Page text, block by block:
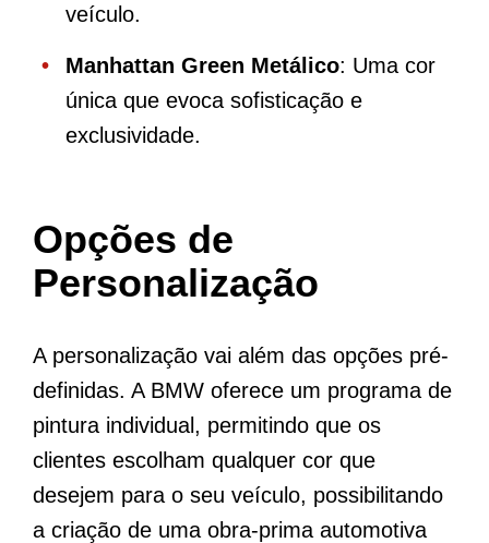
veículo.
Manhattan Green Metálico: Uma cor
única que evoca sofisticação e
exclusividade.
Opções de
Personalização
A personalização vai além das opções pré-
definidas. A BMW oferece um programa de
pintura individual, permitindo que os
clientes escolham qualquer cor que
desejem para o seu veículo, possibilitando
a criação de uma obra-prima automotiva